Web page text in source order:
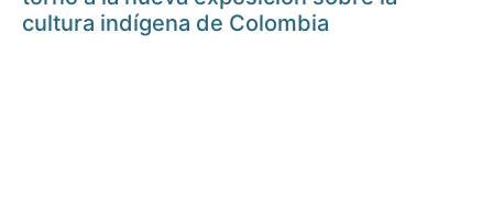
cultura indígena de Colombia